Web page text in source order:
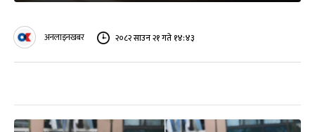
अनलाइनखबर २०८२ साउन २१ गते १४:४३